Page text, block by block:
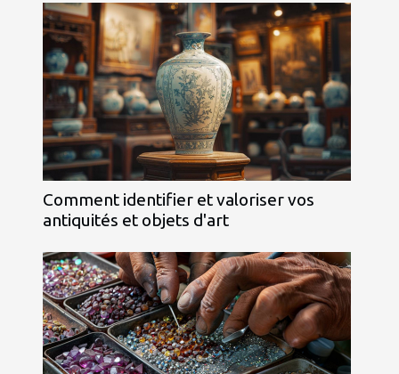
Comment identifier et valoriser vos
antiquités et objets d'art